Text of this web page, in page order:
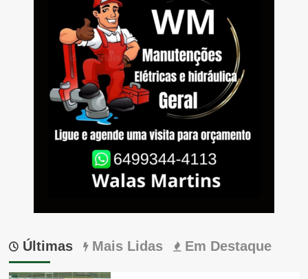
Últimas Mais Lidas Em Destaque